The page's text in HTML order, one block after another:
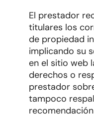
El prestador
titulares los
de propiedad
implicando su
en el sitio web
derechos o
prestador
tampoco